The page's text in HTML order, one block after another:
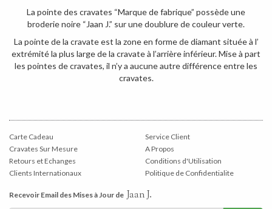
La pointe des cravates “Marque de fabrique” possède une
broderie noire “Jaan J.” sur une doublure de couleur verte.
La pointe de la cravate est la zone en forme de diamant située à l’
extrémité la plus large de la cravate à l’arrière inférieur. Mise à part
les pointes de cravates, il n’y a aucune autre différence entre les
cravates.
Carte Cadeau
Cravates Sur Mesure
Retours et Echanges
Clients Internationaux
Service Client
A Propos
Conditions d'Utilisation
Politique de Confidentialite
Recevoir Email des Mises à Jour de Jaan J.